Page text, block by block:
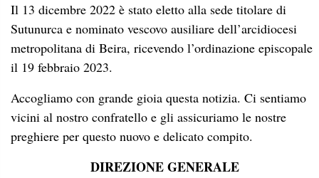
Il 13 dicembre 2022 è stato eletto alla sede titolare di
Sutunurca e nominato vescovo ausiliare dell’arcidiocesi
metropolitana di Beira, ricevendo l’ordinazione episcopale
il 19 febbraio 2023.
Accogliamo con grande gioia questa notizia. Ci sentiamo
vicini al nostro confratello e gli assicuriamo le nostre
preghiere per questo nuovo e delicato compito.
DIREZIONE GENERALE